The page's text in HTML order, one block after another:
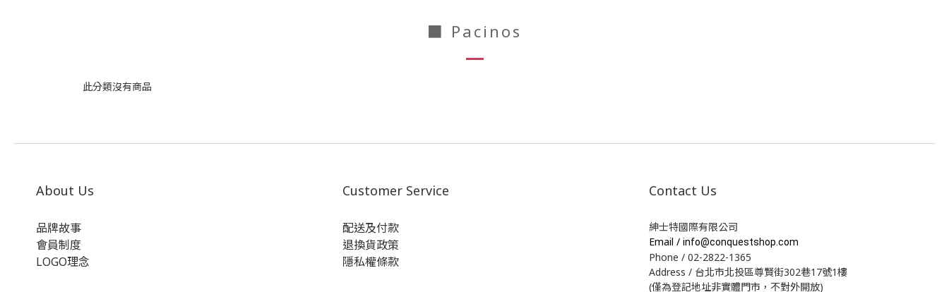
■ Pacinos
此分類沒有商品
About Us
品牌故事
會員制度
LOGO理念
Customer Service
配送及付款
退換貨政策
隱私權條款
Contact Us
紳士特國際有限公司
Email / info@conquestshop.com
Phone / 02-2822-1365
Address / 台北市北投區尊賢街302巷17號1樓
(僅為登記地址非實體門市，不對外開放)